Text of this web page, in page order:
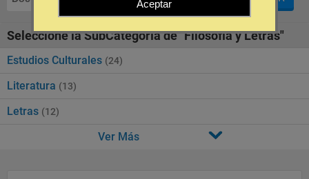
Seleccione la SubCategoría de "Filosofía y Letras"
Estudios Culturales (24)
Literatura (13)
Letras (12)
Ver Más
Aceptar